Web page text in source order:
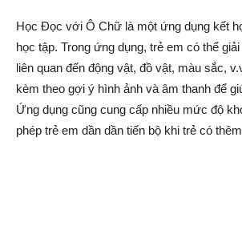
Học Đọc với Ô Chữ là một ứng dụng kết
học tập. Trong ứng dụng, trẻ em có thể
liên quan đến động vật, đồ vật, màu sắc,
kèm theo gợi ý hình ảnh và âm thanh để
Ứng dụng cũng cung cấp nhiều mức độ
phép trẻ em dần dần tiến bộ khi trẻ có